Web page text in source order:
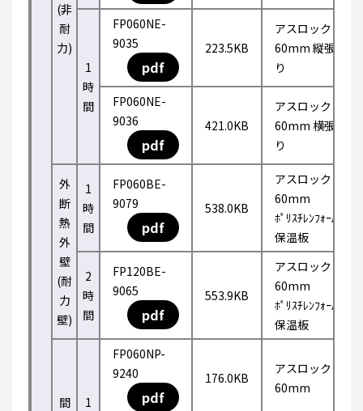
(非
耐
力)
1
時
間
FP060NE-
9035
pdf
223.5KB
アスロック
60mm 縦張
り
FP060NE-
9036
pdf
421.0KB
アスロック
60mm 横張
り
外
断
熱
外
壁
(耐
力
壁)
1
時
間
FP060BE-
9079
pdf
538.0KB
アスロック
60mm
ﾎﾟﾘｽﾁﾚﾝﾌｫｰﾑ
保温板
2
時
間
FP120BE-
9065
pdf
553.9KB
アスロック
60mm
ﾎﾟﾘｽﾁﾚﾝﾌｫｰﾑ
保温板
間
1
FP060NP-
9240
pdf
176.0KB
アスロック
60mm